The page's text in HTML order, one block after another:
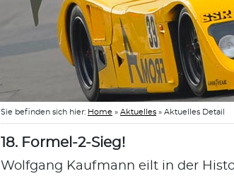
Sie befinden sich hier: Home » Aktuelles » Aktuelles Detail
18. Formel-2-Sieg!
Wolfgang Kaufmann eilt in der